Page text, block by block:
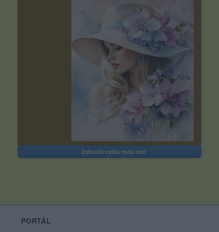
Zobrazit celou mou zeď
PORTÁL